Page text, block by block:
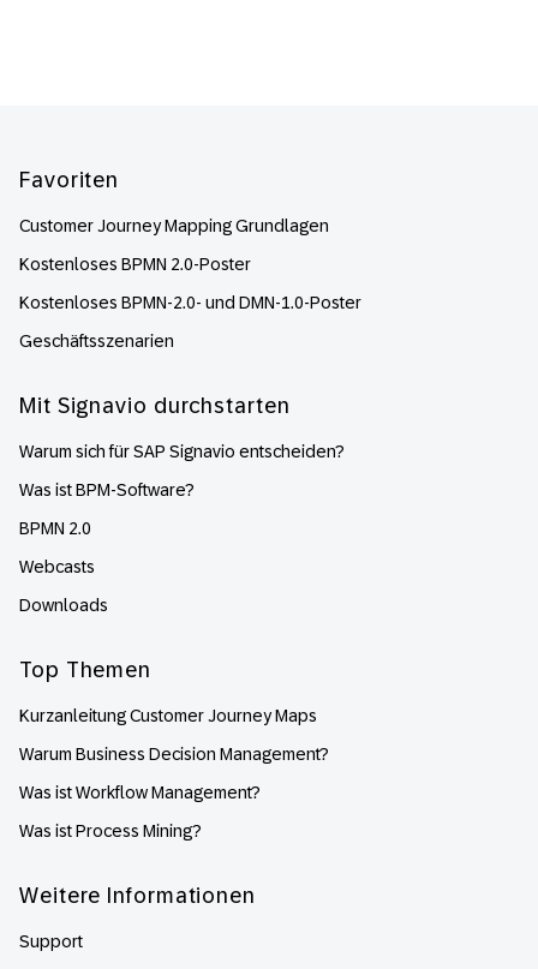
Favoriten
Customer Journey Mapping Grundlagen
Kostenloses BPMN 2.0-Poster
Kostenloses BPMN-2.0- und DMN-1.0-Poster
Geschäftsszenarien
Mit Signavio durchstarten
Warum sich für SAP Signavio entscheiden?
Was ist BPM-Software?
BPMN 2.0
Webcasts
Downloads
Top Themen
Kurzanleitung Customer Journey Maps
Warum Business Decision Management?
Was ist Workflow Management?
Was ist Process Mining?
Weitere Informationen
Support